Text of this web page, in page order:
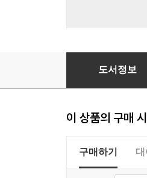
웃는 남자 (하) -
도서정보
이 상품의 구매
구매하기 대